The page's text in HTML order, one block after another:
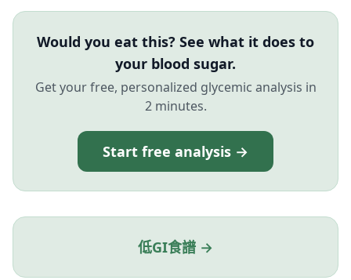
Would you eat this? See what it does to
your blood sugar.
Get your free, personalized glycemic analysis in
2 minutes.
Start free analysis →
低GI食譜 →